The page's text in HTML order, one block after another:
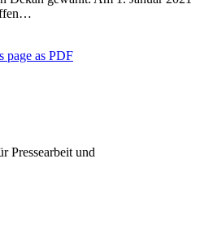
page as PDF
Pressearbeit und